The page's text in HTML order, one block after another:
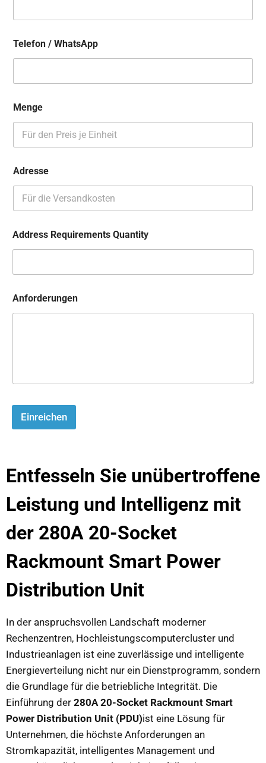
Telefon / WhatsApp
Menge
Adresse
Address Requirements Quantity
Anforderungen
Einreichen
Entfesseln Sie unübertroffene
Leistung und Intelligenz mit
der 280A 20-Socket
Rackmount Smart Power
Distribution Unit
In der anspruchsvollen Landschaft moderner
Rechenzentren, Hochleistungscomputercluster und
Industrieanlagen ist eine zuverlässige und intelligente
Energieverteilung nicht nur ein Dienstprogramm, sondern
die Grundlage für die betriebliche Integrität. Die
Einführung der 280A 20-Socket Rackmount Smart
Power Distribution Unit (PDU)ist eine Lösung für
Unternehmen, die höchste Anforderungen an
Stromkapazität, intelligentes Management und